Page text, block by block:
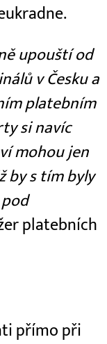
upouští od
v Česku a
platebním
si navíc
mohou jen
by s tím byly
platebních
přímo při